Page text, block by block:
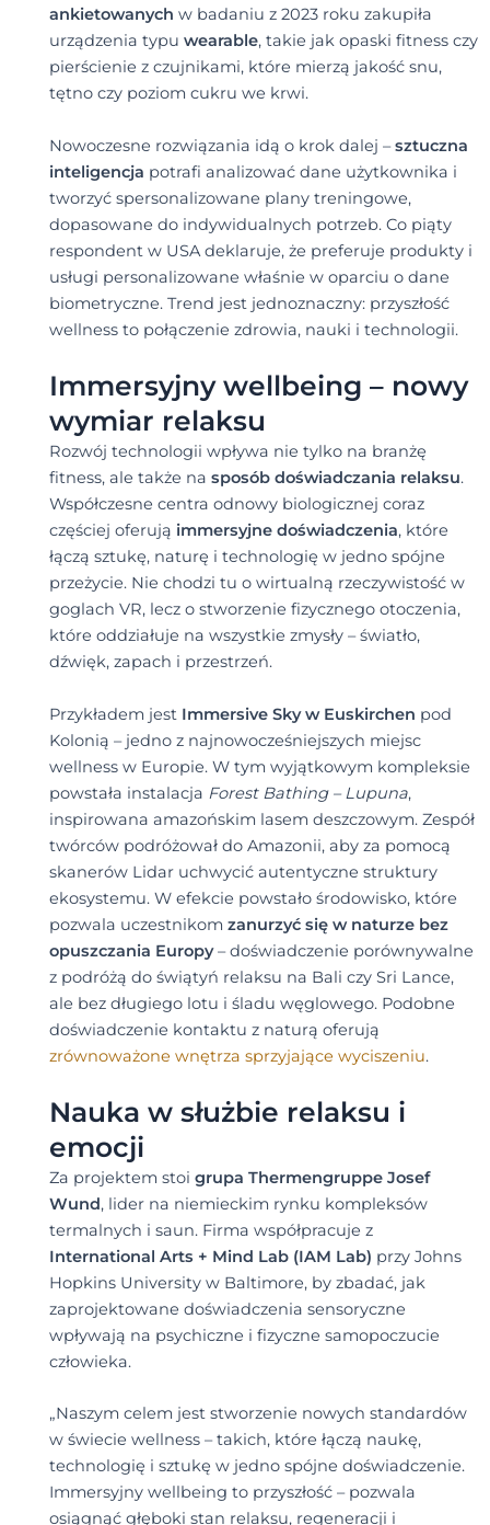
ankietowanych w badaniu z 2023 roku zakupiła
urządzenia typu wearable, takie jak opaski fitness czy
pierścienie z czujnikami, które mierzą jakość snu,
tętno czy poziom cukru we krwi.
Nowoczesne rozwiązania idą o krok dalej –sztuczna
inteligencja potrafi analizować dane użytkownika i
tworzyć spersonalizowane plany treningowe,
dopasowane do indywidualnych potrzeb. Co piąty
respondent w USA deklaruje, że preferuje produkty i
usługi personalizowane właśnie w oparciu o dane
biometryczne. Trend jest jednoznaczny: przyszłość
wellness to połączenie zdrowia, nauki i technologii.
Immersyjny wellbeing – nowy
wymiar relaksu
Rozwój technologii wpływa nie tylko na branżę
fitness, ale także na sposób doświadczania relaksu.
Współczesne centra odnowy biologicznej coraz
częściej oferują immersyjne doświadczenia, które
łączą sztukę, naturę i technologię w jedno spójne
przeżycie. Nie chodzi tu o wirtualną rzeczywistość w
goglach VR, lecz o stworzenie fizycznego otoczenia,
które oddziałuje na wszystkie zmysły – światło,
dźwięk, zapach i przestrzeń.
Przykładem jest Immersive Sky w Euskirchen pod
Kolonią – jedno z najnowocześniejszych miejsc
wellness w Europie. W tym wyjątkowym kompleksie
powstała instalacja Forest Bathing – Lupuna,
inspirowana amazońskim lasem deszczowym. Zespół
twórców podróżował do Amazonii, aby za pomocą
skanerów Lidar uchwycić autentyczne struktury
ekosystemu. W efekcie powstało środowisko, które
pozwala uczestnikom zanurzyć się w naturze bez
opuszczania Europy– doświadczenie porównywalne
z podróżą do świątyń relaksu na Bali czy Sri Lance,
ale bez długiego lotu i śladu węglowego. Podobne
doświadczenie kontaktu z naturą oferują
zrównoważone wnętrza sprzyjające wyciszeniu.
Nauka w służbie relaksu i
emocji
Za projektem stoi grupa Thermengruppe Josef
Wund, lider na niemieckim rynku kompleksów
termalnych i saun. Firma współpracuje z
International Arts + Mind Lab (IAM Lab) przy Johns
Hopkins University w Baltimore, by zbadać, jak
zaprojektowane doświadczenia sensoryczne
wpływają na psychiczne i fizyczne samopoczucie
człowieka.
„Naszym celem jest stworzenie nowych standardów
w świecie wellness – takich, które łączą naukę,
technologię i sztukę w jedno spójne doświadczenie.
Immersyjny wellbeing to przyszłość – pozwala
osiągnąć głęboki stan relaksu, regeneracji i